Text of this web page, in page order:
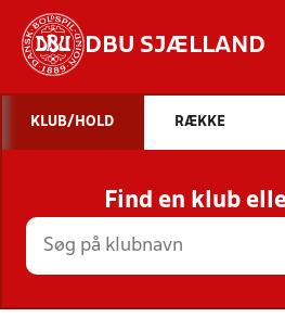
DBU SJÆLLAND
STILLINGER,
HOLD
KLUB/HOLD RÆKKE
Find en klub